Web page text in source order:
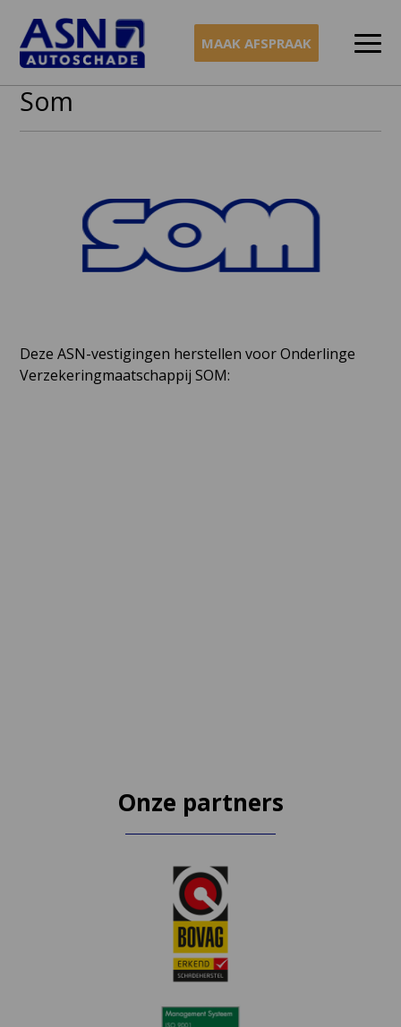
Naar
inhoud
MAAK AFSPRAAK
Som
Deze ASN-vestigingen herstellen voor Onderlinge
Verzekeringmaatschappij SOM:
Onze partners